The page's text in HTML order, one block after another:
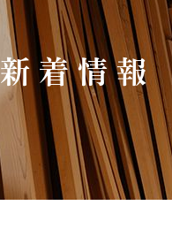
新着情報